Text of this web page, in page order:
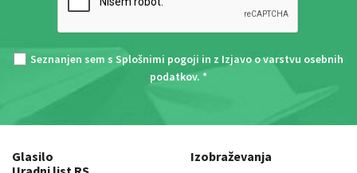
Seznanjen sem s Splošnimi pogoji in z Izjavo o varstvu osebnih
podatkov. *
Glasilo
Izobraževanja